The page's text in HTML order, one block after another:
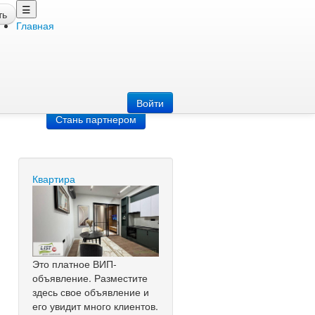
☰
Главная
Войти
Стань партнером
Квартира
Это платное ВИП-
объявление. Разместите
здесь свое объявление и
его увидит много клиентов.